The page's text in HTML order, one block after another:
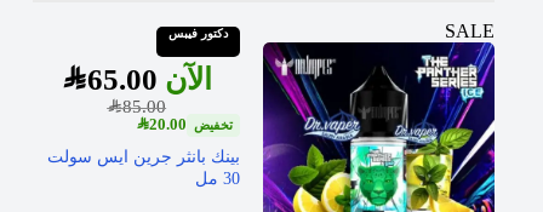
SALE دكتور فيبس
SAR85.00
SAR65.00
SAR20.00
بينك بانثر جرين ايس سولت
30 مل